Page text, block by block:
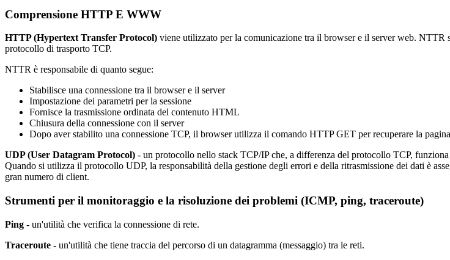
Comprensione HTTP E WWW
HTTP (Hypertext Transfer Protocol) viene utilizzato per la comunicazione tra il browser e il server web.
protocollo di trasporto TCP.
NTTR è responsabile di quanto segue:
Stabilisce una connessione tra il browser e il server
Impostazione dei parametri per la sessione
Fornisce la trasmissione ordinata del contenuto HTML
Chiusura della connessione con il server
Dopo aver stabilito una connessione TCP, il browser utilizza il comando HTTP GET per recuperare la
UDP (User Datagram Protocol) - un protocollo nello stack TCP/IP che, a differenza del protocollo TCP,
Quando si utilizza il protocollo UDP, la responsabilità della gestione degli errori e della ritrasmissione dei dati è
gran numero di client.
Strumenti per il monitoraggio e la risoluzione dei problemi (ICMP, ping, traceroute)
Ping - un'utilità che verifica la connessione di rete.
Traceroute - un'utilità che tiene traccia del percorso di un datagramma (messaggio) tra le reti.